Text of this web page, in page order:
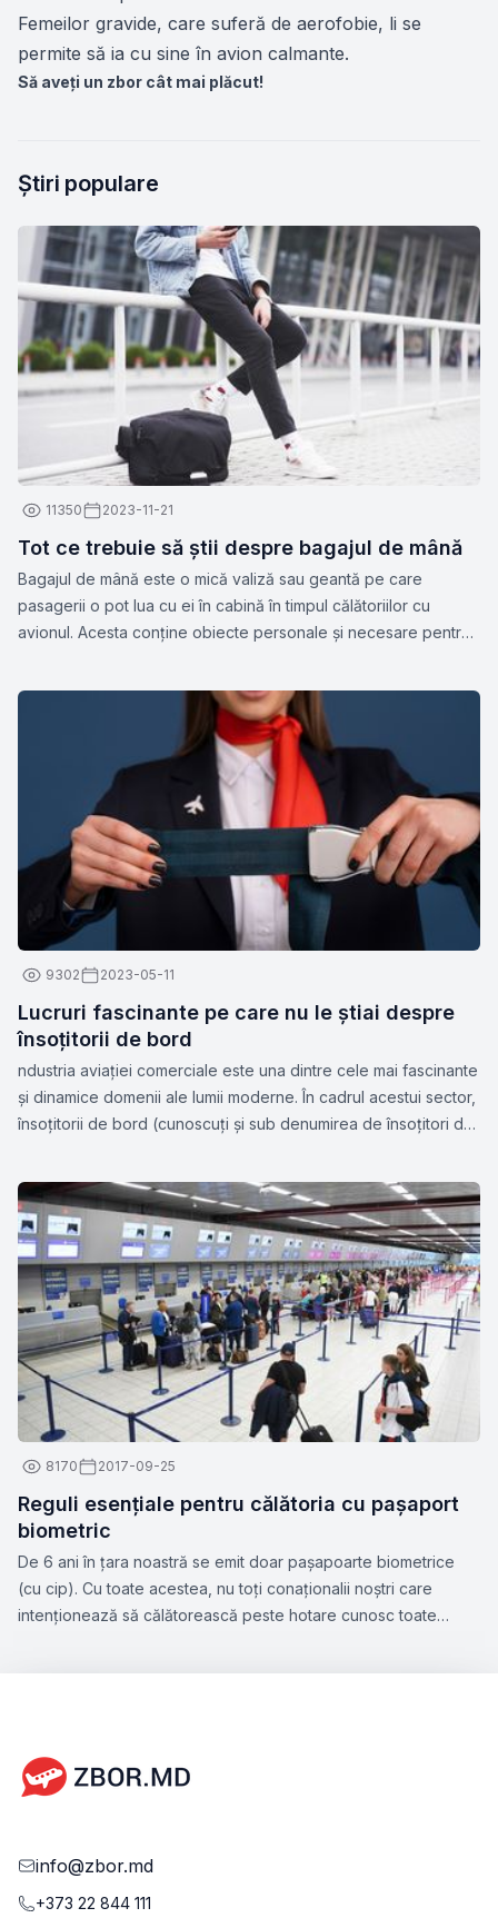
Femeilor gravide, care suferă de aerofobie, li se
permite să ia cu sine în avion calmante.
Să aveţi un zbor cât mai plăcut!
Știri populare
11350 2023-11-21
Tot ce trebuie să știi despre bagajul de mână
Bagajul de mână este o mică valiză sau geantă pe care
pasagerii o pot lua cu ei în cabină în timpul călătoriilor cu
avionul. Acesta conține obiecte personale și necesare pentru
greutatea permise pentru bagajul de mână pot varia în funcție
9302 2023-05-11
Lucruri fascinante pe care nu le știai despre
însoțitorii de bord
ndustria aviației comerciale este una dintre cele mai fascinante
și dinamice domenii ale lumii moderne. În cadrul acestui sector,
însoțitorii de bord (cunoscuți și sub denumirea de însoțitori de
8170 2017-09-25
Reguli esențiale pentru călătoria cu pașaport
biometric
De 6 ani în țara noastră se emit doar pașapoarte biometrice
(cu cip). Cu toate acestea, nu toți conaționalii noștri care
intenționează să călătorească peste hotare cunosc toate
info@zbor.md
+373 22 844 111